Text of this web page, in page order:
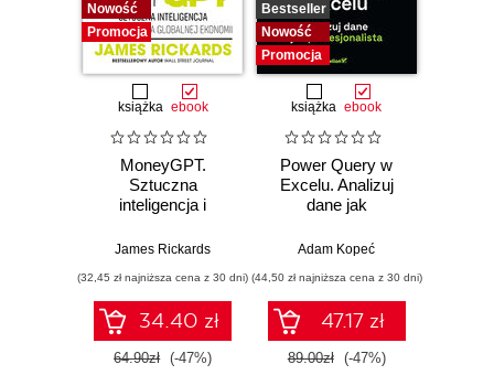
Nowość
Promocja
książka ebook
MoneyGPT.
Sztuczna
inteligencja i
globalnej ekonomii
James Rickards
(32,45 zł najniższa cena z 30 dni)
34.40 zł
64.90zł (-47%)
Bestseller
Nowość
Promocja
książka ebook
Power Query w
Excelu. Analizuj
dane jak
Adam Kopeć
(44,50 zł najniższa cena z 30 dni)
47.17 zł
89.00zł (-47%)